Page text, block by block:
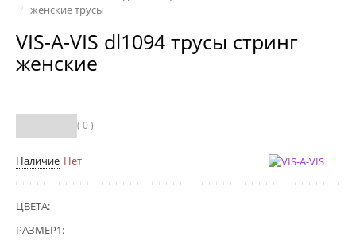
женские трусы
VIS-A-VIS dl1094 трусы стринг
женские
( 0 )
Наличие Нет
ЦВЕТА:
РАЗМЕР1: